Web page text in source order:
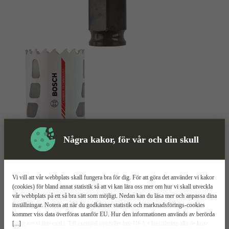
Några kakor, för vår och din skull
[...]
Vi vill att vår webbplats skall fungera bra för dig. För att göra det använder vi kakor
(cookies) för bland annat statistik så att vi kan lära oss mer om hur vi skall utveckla
vår webbplats på ett så bra sätt som möjligt. Nedan kan du läsa mer och anpassa dina
inställningar. Notera att när du godkänner statistik och marknadsförings-cookies
kommer viss data överföras utanför EU. Hur den informationen används av berörda
bolag vet vi inte exakt. Till exempel uppfyller inte USA:s lagstiftning alla de krav
Hålsåg Mer information
Bosch Endurance for Heavy